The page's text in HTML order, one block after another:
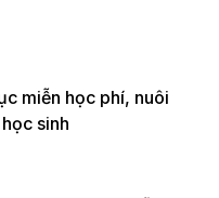
miễn học phí, nuôi
sinh